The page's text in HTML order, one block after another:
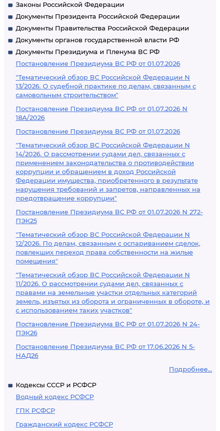
Законы Российской Федерации
Документы Президента Российской Федерации
Документы Правительства Российской Федерации
Документы органов государственной власти РФ
Документы Президиума и Пленума ВС РФ
Постановление Президиума ВС РФ от 01.07.2026
"Тематический обзор ВС Российской Федерации N
13/2026. О судебной практике по делам, связанным с
самовольным строительством"
Постановление Президиума ВС РФ от 01.07.2026 N
18А/2026
Постановление Президиума ВС РФ от 01.07.2026
"Тематический обзор ВС Российской Федерации N
14/2026. О рассмотрении судами дел, связанных с
применением законодательства о противодействии
коррупции и обращением в доход Российской
Федерации имущества, приобретенного в результате
нарушения требований и запретов, направленных на
предотвращение коррупции"
Постановление Президиума ВС РФ от 01.07.2026 N 272-
ПЭК25
"Тематический обзор ВС Российской Федерации N
12/2026. По делам, связанным с оспариванием сделок,
повлекших переход права собственности на жилые
помещения"
"Тематический обзор ВС Российской Федерации N
11/2026. О рассмотрении судами дел, связанных с
правами на земельные участки отдельных категорий
земель, изъятых из оборота и ограниченных в обороте, и
с использованием таких участков"
Постановление Президиума ВС РФ от 01.07.2026 N 24-
ПЭК26
Постановление Президиума ВС РФ от 17.06.2026 N 5-
НАД26
Подробнее...
Кодексы СССР и РСФСР
Водный кодекс РСФСР
ГПК РСФСР
Гражданский кодекс РСФСР